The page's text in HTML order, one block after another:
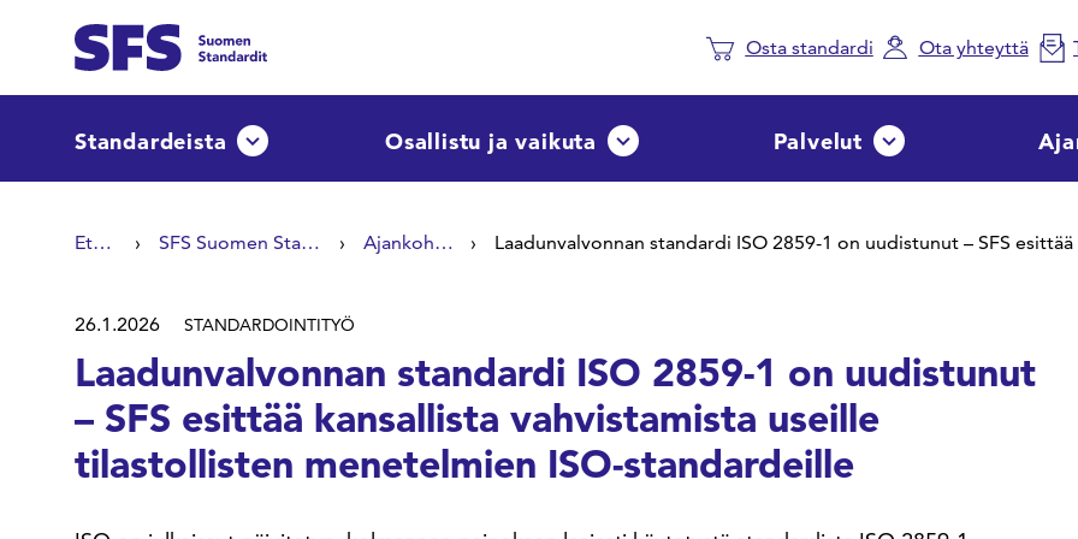
Osta standardi Ota yhteyttä
Standardeista Avaa tai sulje pudotusvalikkoOsallistu ja vaikuta Avaa tai sulje pudotusvalikko
Palvelut Avaa tai sulje
Etusivu SFS Suomen Standardit Ajankohtaista
26.1.2026 STANDARDOINTITYÖ
Laadunvalvonnan standardi ISO 2859-1 on uudistunut
– SFS esittää kansallista vahvistamista useille
tilastollisten menetelmien ISO-standardeille